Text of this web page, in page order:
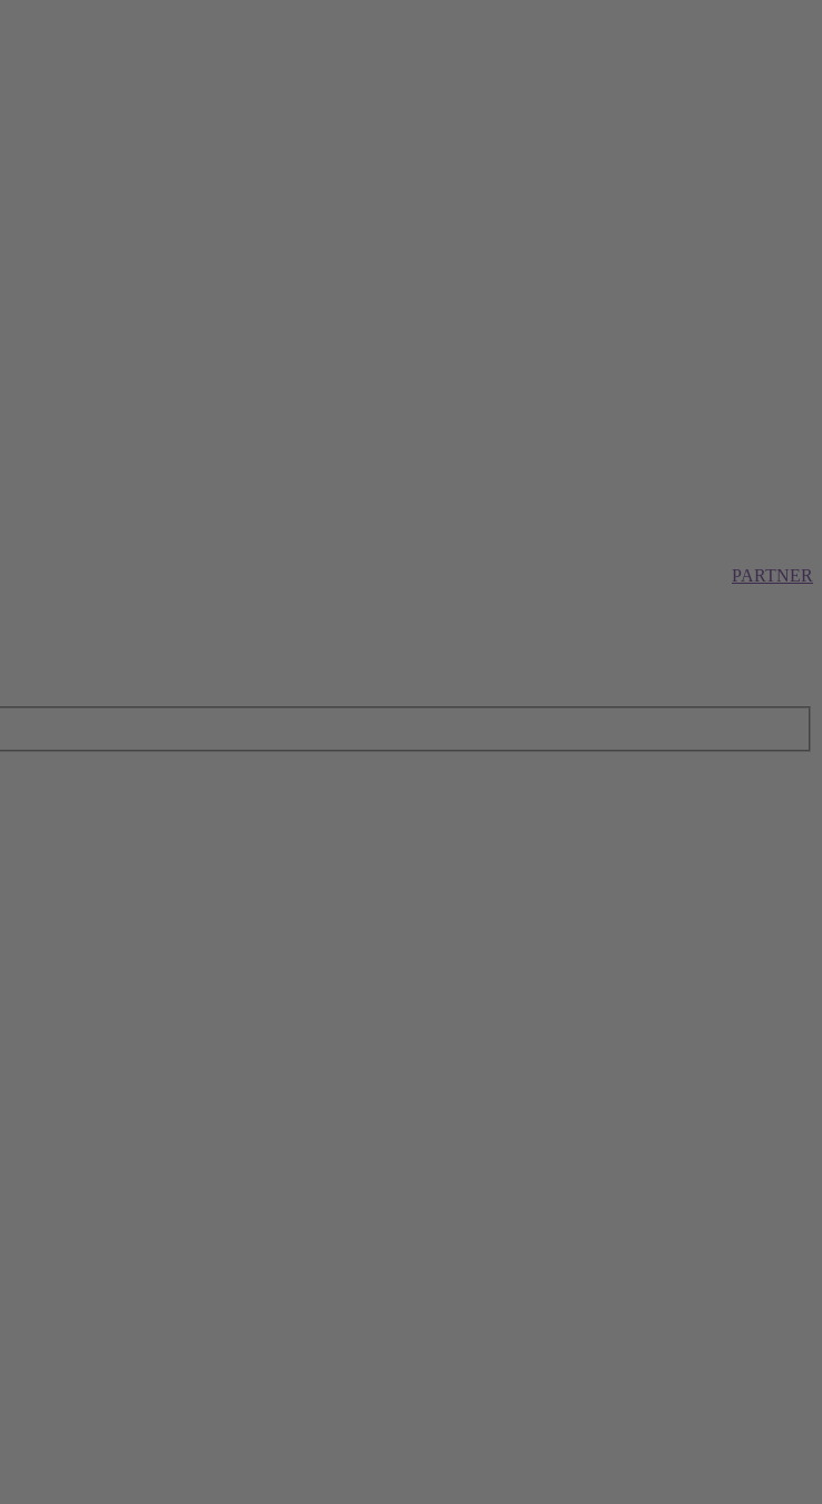
PARTNER